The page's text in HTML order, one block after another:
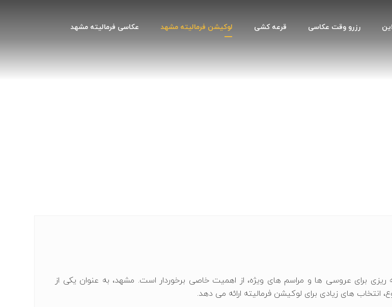
رزرو وقت عکاسی قرعه کشی لوکیشن فرمالیته مشهد عکاسی فرمالیته مشهد
‌ریزی برای عروسی‌ ها و مراسم ‌های ویژه، از اهمیت خاصی برخوردار است. مشهد، به عنوان یکی از
انتخاب‌ های زیادی برای لوکیشن فرمالیته ارائه می‌ دهد.